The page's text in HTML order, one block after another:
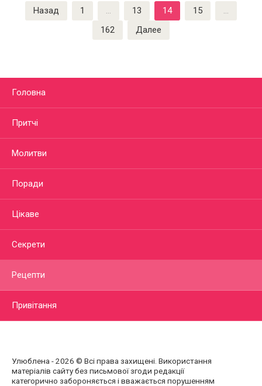
Пагинация
записей
Назад 1 … 13 14 15
…
162
Далее
Головна
Притчі
Молитви
Поради
Цікаве
Секрети
Рецепти
Привітання
Улюблена - 2026 © Всі права захищені. Використання
матеріалів сайту без письмової згоди редакції
категорично забороняється і вважається порушенням